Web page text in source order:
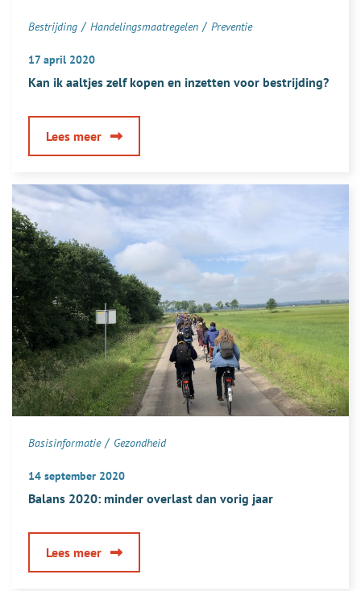
Bestrijding / Handelingsmaatregelen / Preventie
17 april 2020
Kan ik aaltjes zelf kopen en inzetten voor bestrijding?
Lees meerover
Kan
aaltjes
zelf
kopen
en
inzetten
voor
bestrijding?
Basisinformatie / Gezondheid
14 september 2020
Balans 2020: minder overlast dan vorig jaar
Lees meerover
Balans